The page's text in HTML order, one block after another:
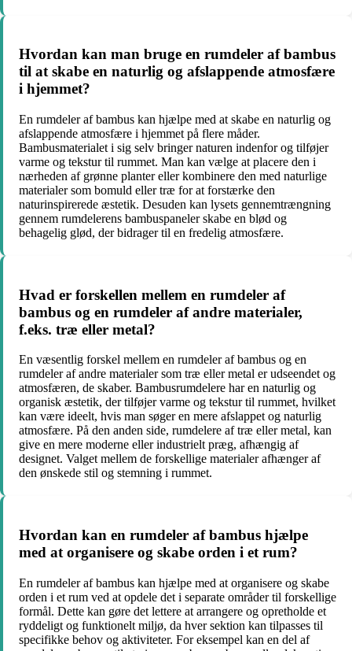
Hvordan kan man bruge en rumdeler af bambus
til at skabe en naturlig og afslappende atmosfære
i hjemmet?
En rumdeler af bambus kan hjælpe med at skabe en naturlig og
afslappende atmosfære i hjemmet på flere måder.
Bambusmaterialet i sig selv bringer naturen indenfor og tilføjer
varme og tekstur til rummet. Man kan vælge at placere den i
nærheden af grønne planter eller kombinere den med naturlige
materialer som bomuld eller træ for at forstærke den
naturinspirerede æstetik. Desuden kan lysets gennemtrængning
gennem rumdelerens bambuspaneler skabe en blød og
behagelig glød, der bidrager til en fredelig atmosfære.
Hvad er forskellen mellem en rumdeler af
bambus og en rumdeler af andre materialer,
f.eks. træ eller metal?
En væsentlig forskel mellem en rumdeler af bambus og en
rumdeler af andre materialer som træ eller metal er udseendet og
atmosfæren, de skaber. Bambusrumdelere har en naturlig og
organisk æstetik, der tilføjer varme og tekstur til rummet, hvilket
kan være ideelt, hvis man søger en mere afslappet og naturlig
atmosfære. På den anden side, rumdelere af træ eller metal, kan
give en mere moderne eller industrielt præg, afhængig af
designet. Valget mellem de forskellige materialer afhænger af
den ønskede stil og stemning i rummet.
Hvordan kan en rumdeler af bambus hjælpe
med at organisere og skabe orden i et rum?
En rumdeler af bambus kan hjælpe med at organisere og skabe
orden i et rum ved at opdele det i separate områder til forskellige
formål. Dette kan gøre det lettere at arrangere og opretholde et
ryddeligt og funktionelt miljø, da hver sektion kan tilpasses til
specifikke behov og aktiviteter. For eksempel kan en del af